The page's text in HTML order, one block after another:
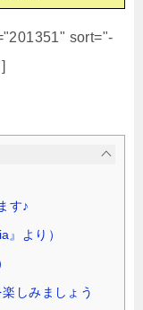
sort="-
す♪
より）
しみましょう